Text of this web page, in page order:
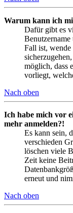
Warum kann ich
Dafür gibt es
Fall ist,
möglich, dass
vorliegt,
Nach oben
Ich habe mich vor
mehr anmelden?!
Es kann sein,
verschieden
löschen viele
Zeit keine
erneut und
Nach oben